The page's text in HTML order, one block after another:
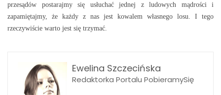
przesądów postarajmy się usłuchać jednej z ludowych mądrości i
zapamiętajmy, że każdy z nas jest kowalem własnego losu. I tego
rzeczywiście warto jest się trzymać.
Ewelina Szczecińska
Redaktorka Portalu PobieramySię